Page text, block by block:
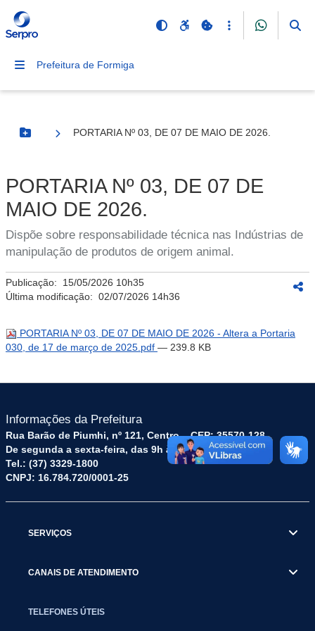
Prefeitura de Formiga
Botão Menu
PORTARIA Nº 03, DE 07 DE MAIO DE 2026.
PORTARIA Nº 03, DE 07 DE
MAIO DE 2026.
Dispõe sobre responsabilidade técnica nas Indústrias de
manipulação de produtos de origem animal.
Publicação: 15/05/2026 10h35
Última modificação: 02/07/2026 14h36
PORTARIA Nº 03, DE 07 DE MAIO DE 2026 - Altera a Portaria
030, de 17 de março de 2025.pdf — 239.8 KB
Informações da Prefeitura
Rua Barão de Piumhi, nº 121, Centro – CEP: 35570-128
De segunda a sexta-feira, das 9h às 16h
Tel.: (37) 3329-1800
CNPJ: 16.784.720/0001-25
SERVIÇOS
CANAIS DE ATENDIMENTO
TELEFONES ÚTEIS